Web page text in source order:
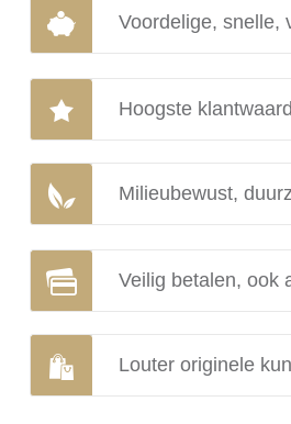
Voordelige, snelle,
Hoogste
Milieubewust,
Veilig betalen, ook
Louter originele